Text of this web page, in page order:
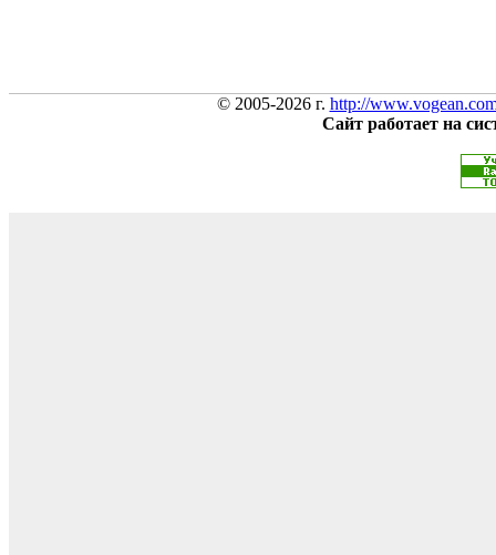
© 2005-2026 г. http://
Сайт работает на